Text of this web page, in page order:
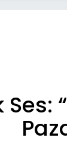
Ses: